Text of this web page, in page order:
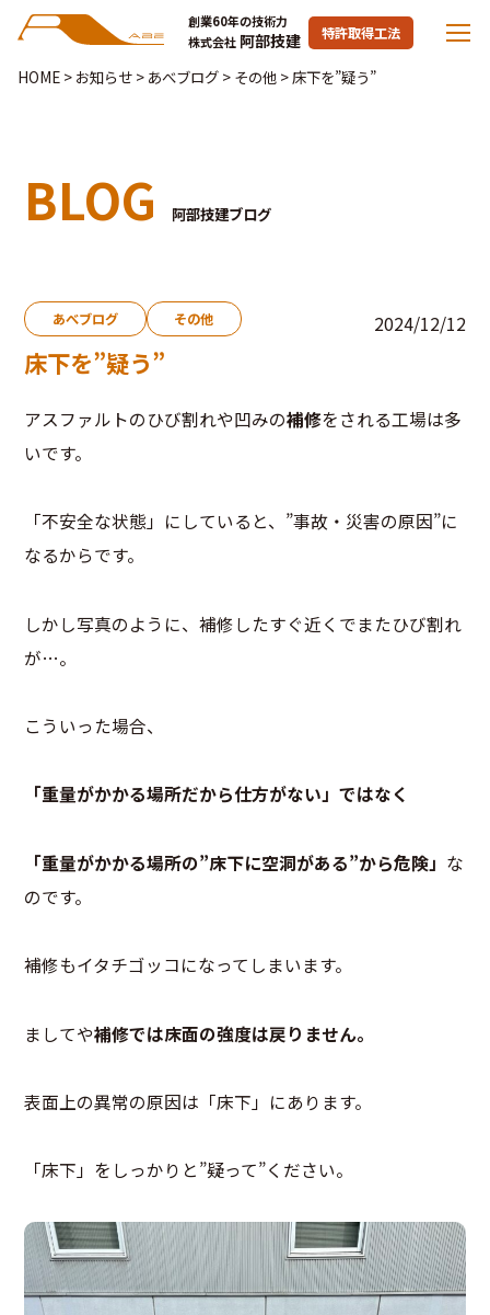
創業60年の技術力
株式会社 阿部技建 特許取得工法
HOME> お知らせ> あべブログ> その他>床下を”疑う”
BLOG 阿部技建ブログ
あべブログ その他 2024/12/12
床下を”疑う”
アスファルトのひび割れや凹みの補修をされる工場は多
いです。
「不安全な状態」にしていると、”事故・災害の原因”に
なるからです。
しかし写真のように、補修したすぐ近くでまたひび割れ
が…。
こういった場合、
「重量がかかる場所だから仕方がない」ではなく
「重量がかかる場所の”床下に空洞がある”から危険」 な
のです。
補修もイタチゴッコになってしまいます。
ましてや補修では床面の強度は戻りません。
表面上の異常の原因は「床下」にあります。
「床下」をしっかりと”疑って”ください。